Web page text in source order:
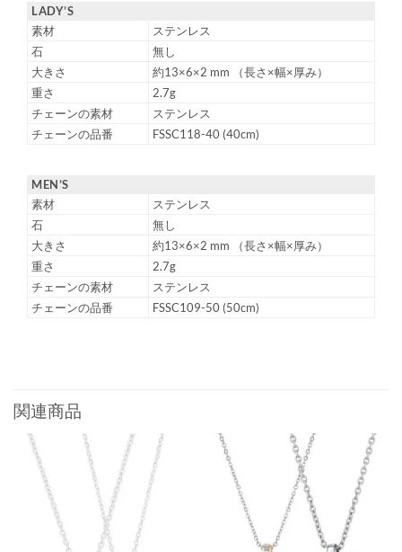
LADY’S
素材
ステンレス
石
無し
大きさ
約13×6×2 mm （長さ×幅×厚み）
重さ
2.7g
チェーンの素材
ステンレス
チェーンの品番
FSSC118-40 (40cm)
MEN’S
素材
ステンレス
石
無し
大きさ
約13×6×2 mm （長さ×幅×厚み）
重さ
2.7g
チェーンの素材
ステンレス
チェーンの品番
FSSC109-50 (50cm)
関連商品